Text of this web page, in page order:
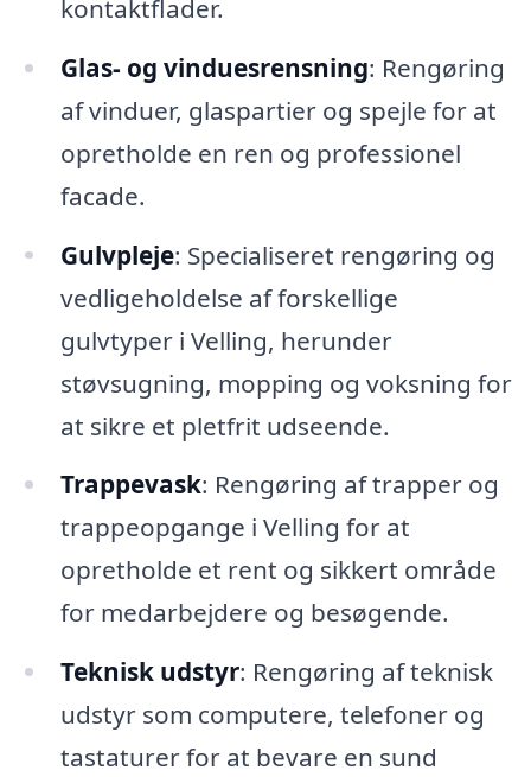
kontaktflader.
Glas- og vinduesrensning: Rengøring
af vinduer, glaspartier og spejle for at
opretholde en ren og professionel
facade.
Gulvpleje: Specialiseret rengøring og
vedligeholdelse af forskellige
gulvtyper i Velling, herunder
støvsugning, mopping og voksning for
at sikre et pletfrit udseende.
Trappevask: Rengøring af trapper og
trappeopgange i Velling for at
opretholde et rent og sikkert område
for medarbejdere og besøgende.
Teknisk udstyr: Rengøring af teknisk
udstyr som computere, telefoner og
tastaturer for at bevare en sund